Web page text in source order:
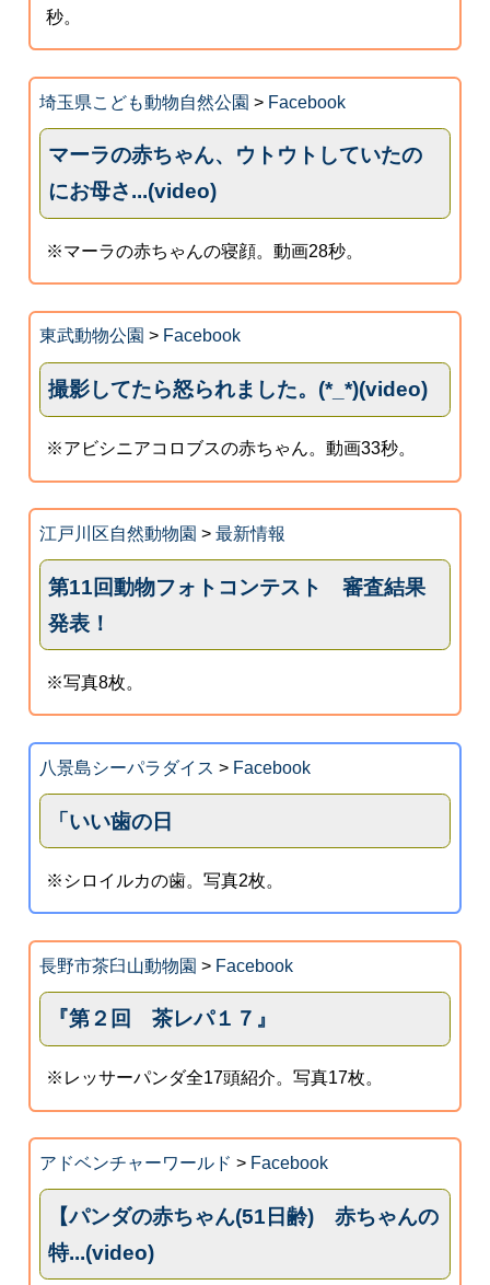
秒。
埼玉県こども動物自然公園 > Facebook
マーラの赤ちゃん、ウトウトしていたの
にお母さ...(video)
※マーラの赤ちゃんの寝顔。動画28秒。
東武動物公園 > Facebook
撮影してたら怒られました。(*_*)(video)
※アビシニアコロブスの赤ちゃん。動画33秒。
江戸川区自然動物園 > 最新情報
第11回動物フォトコンテスト 審査結果
発表！
※写真8枚。
八景島シーパラダイス > Facebook
「いい歯の日
※シロイルカの歯。写真2枚。
長野市茶臼山動物園 > Facebook
『第２回 茶レパ１７』
※レッサーパンダ全17頭紹介。写真17枚。
アドベンチャーワールド > Facebook
【パンダの赤ちゃん(51日齢) 赤ちゃんの
特...(video)